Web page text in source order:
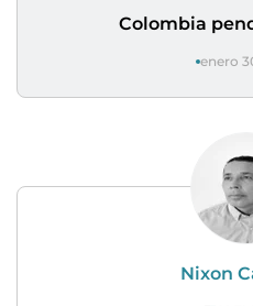
Colombia
enero
Nixon